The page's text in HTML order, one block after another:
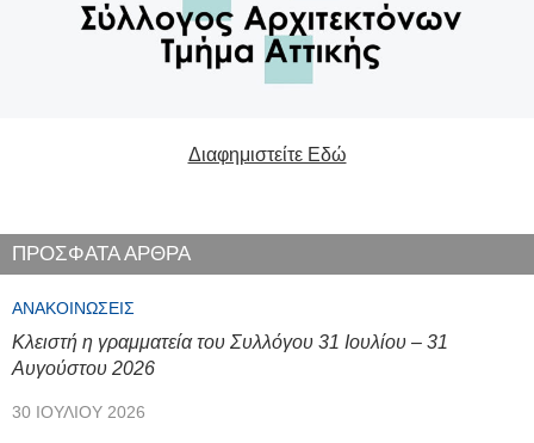
Διαφημιστείτε Εδώ
ΠΡΟΣΦΑΤΑ ΑΡΘΡΑ
ΑΝΑΚΟΙΝΏΣΕΙΣ
Κλειστή η γραμματεία του Συλλόγου 31 Ιουλίου – 31
Αυγούστου 2026
30 ΙΟΥΛΊΟΥ 2026